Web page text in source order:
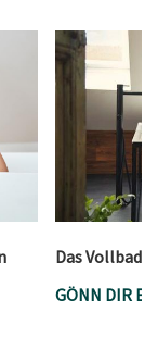
Das Vollbad
GÖNN DIR